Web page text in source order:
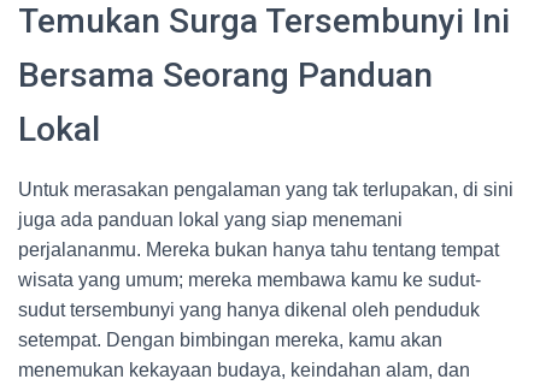
Temukan Surga Tersembunyi Ini
Bersama Seorang Panduan
Lokal
Untuk merasakan pengalaman yang tak terlupakan, di sini
juga ada panduan lokal yang siap menemani
perjalananmu. Mereka bukan hanya tahu tentang tempat
wisata yang umum; mereka membawa kamu ke sudut-
sudut tersembunyi yang hanya dikenal oleh penduduk
setempat. Dengan bimbingan mereka, kamu akan
menemukan kekayaan budaya, keindahan alam, dan